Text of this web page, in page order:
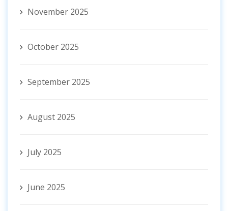
November 2025
October 2025
September 2025
August 2025
July 2025
June 2025